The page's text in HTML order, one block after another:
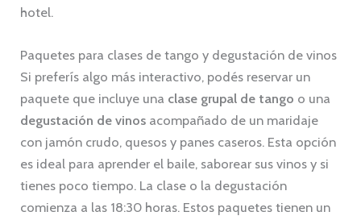
hotel.
Paquetes para clases de tango y degustación de vinos
Si preferís algo más interactivo, podés reservar un
paquete que incluye una clase grupal de tango o una
degustación de vinos acompañado de un maridaje
con jamón crudo, quesos y panes caseros. Esta opción
es ideal para aprender el baile, saborear sus vinos y si
tienes poco tiempo. La clase o la degustación
comienza a las 18:30 horas. Estos paquetes tienen un